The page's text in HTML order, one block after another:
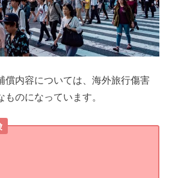
償内容については、海外旅行傷害
のになっています。